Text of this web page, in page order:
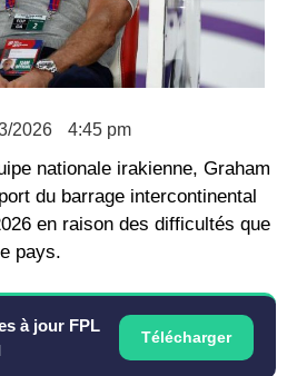
2026 4:45 pm
nationale irakienne, Graham
du barrage intercontinental
en raison des difficultés que
pays.
à jour FPL
Télécharger